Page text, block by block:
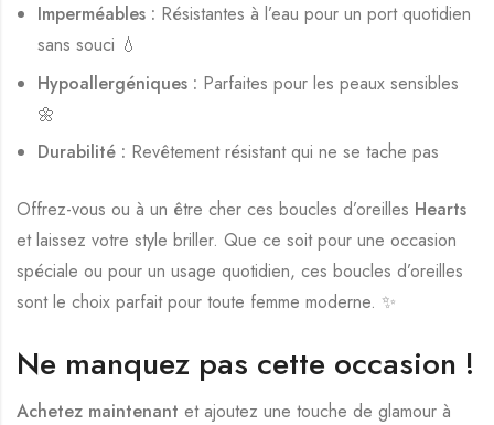
Imperméables : Résistantes à l’eau pour un port quotidien
sans souci 💧
Hypoallergéniques : Parfaites pour les peaux sensibles
🌼
Durabilité : Revêtement résistant qui ne se tache pas
Offrez-vous ou à un être cher ces boucles d’oreilles Hearts
et laissez votre style briller. Que ce soit pour une occasion
spéciale ou pour un usage quotidien, ces boucles d’oreilles
sont le choix parfait pour toute femme moderne. ✨
Ne manquez pas cette occasion !
Achetez maintenant et ajoutez une touche de glamour à